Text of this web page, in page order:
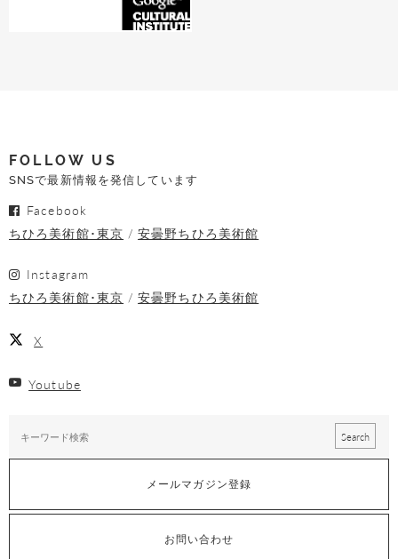
FOLLOW US
SNSで最新情報を発信しています
Facebook
ちひろ美術館･東京
安曇野ちひろ美術館
Instagram
ちひろ美術館･東京
安曇野ちひろ美術館
X
Youtube
メールマガジン登録
お問い合わせ